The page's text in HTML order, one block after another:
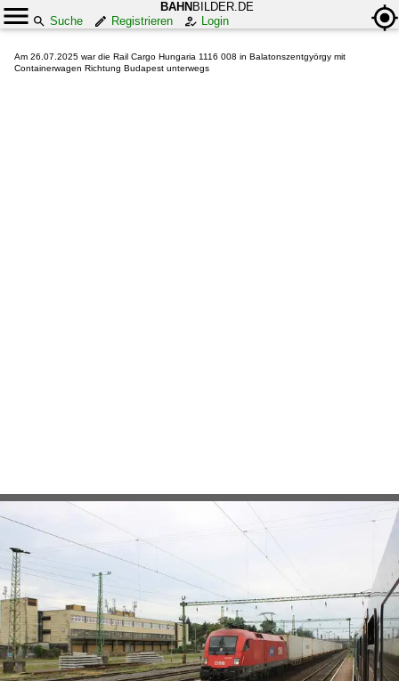
BAHN BILDER.DE
Suche
Registrieren Login
Am 26.07.2025 war die Rail Cargo Hungaria 1116 008 in Balatonszentgyörgy mit
Containerwagen Richtung Budapest unterwegs